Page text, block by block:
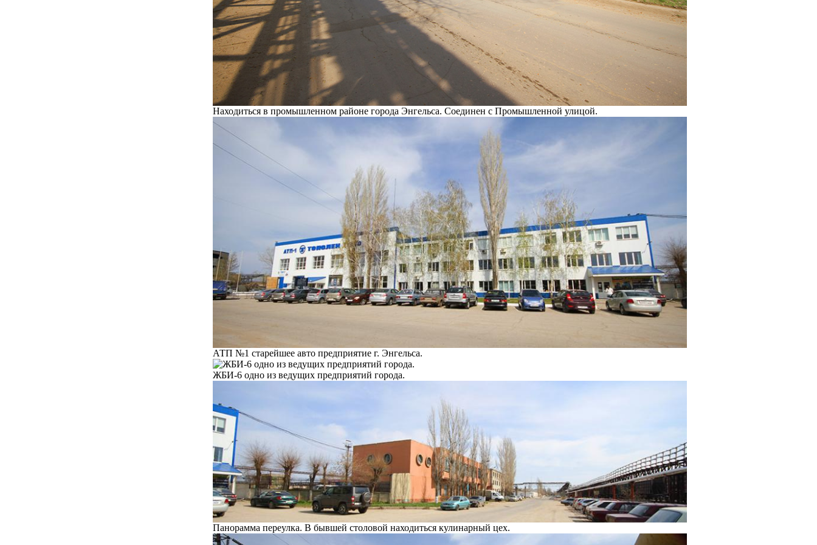
Находиться в промышленном районе города Энгельса. Соединен с Промышленной улицой.
АТП №1 старейшее авто предприятие г. Энгельса.
ЖБИ-6 одно из ведущих предприятий города.
Панорамма переулка. В бывшей столовой находиться кулинарный цех.